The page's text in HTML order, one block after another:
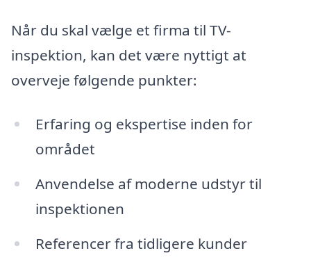
Når du skal vælge et firma til TV-
inspektion, kan det være nyttigt at
overveje følgende punkter:
Erfaring og ekspertise inden for
området
Anvendelse af moderne udstyr til
inspektionen
Referencer fra tidligere kunder